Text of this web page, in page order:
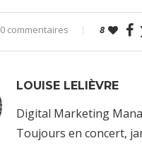
0 commentaires 8
LOUISE LELIÈVRE
Digital Marketing
Toujours en concert,